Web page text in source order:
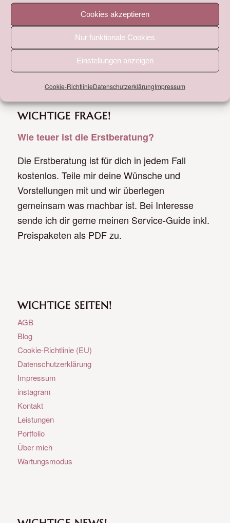
Cookies akzeptieren
Nur funktionale Cookies
Einstellungen anzeigen
Cookie-RichtlinieDatenschutzerklärungImpressum
Sterntalerstr. 21
D – 76297 Stutensee
mail@fuerniss-design.de
WICHTIGE FRAGE!
Wie teuer ist die Erstberatung?
Die Erstberatung ist für dich in jedem Fall
kostenlos. Teile mir deine Wünsche und
Vorstellungen mit und wir überlegen
gemeinsam was machbar ist. Bei Interesse
sende ich dir gerne meinen Service-Guide inkl.
Preispaketen als PDF zu.
WICHTIGE SEITEN!
AGB
Blog
Cookie-Richtlinie (EU)
Datenschutzerklärung
Impressum
instagram
Kontakt
Leistungen
Portfolio
Über mich
Wartungsmodus